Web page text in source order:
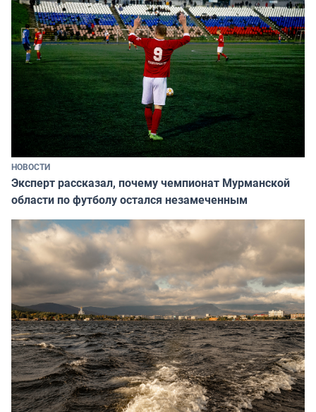
НОВОСТИ
Эксперт рассказал, почему чемпионат Мурманской
области по футболу остался незамеченным